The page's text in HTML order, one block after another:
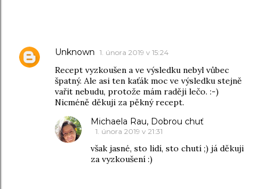
Unknown 1. února 2019 v 15:24
Recept vyzkoušen a ve výsledku nebyl vůbec
špatný. Ale asi ten kaťák moc ve výsledku stejně
vařit nebudu, protože mám raději lečo. :-)
Nicméně děkuji za pěkný recept.
Michaela Rau, Dobrou chuť
1. února 2019 v 21:31
však jasné, sto lidí, sto chutí ;) já děkuji
za vyzkoušení :)